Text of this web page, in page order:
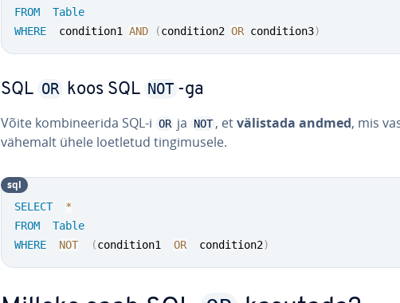
FROM
Table
WHERE
  condition1
AND (condition2 OR condition3)
SQL OR koos SQL NOT -ga
Võite kom­bi­nee­rida SQL-i OR ja NOT , etvälistada andmed, mis
vähemalt ühele loetletud tin­gi­mu­sele.
SELECT
*
FROM
Table
WHERE
NOT (condition1 OR
  condition2
)
sql